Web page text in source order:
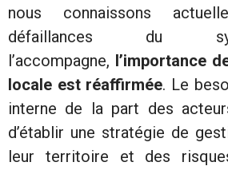
nous connaissons
défaillances du
l’accompagne, l’importance
locale est réaffirmée. Le
interne de la part des
d’établir une stratégie de
leur territoire et des